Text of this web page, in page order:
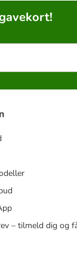
– tilmeld dig og